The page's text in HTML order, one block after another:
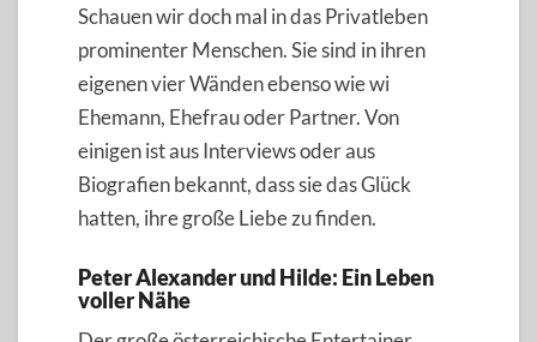
Schauen wir doch mal in das Privatleben
prominenter Menschen. Sie sind in ihren
eigenen vier Wänden ebenso wie wi
Ehemann, Ehefrau oder Partner. Von
einigen ist aus Interviews oder aus
Biografien bekannt, dass sie das Glück
hatten, ihre große Liebe zu finden.
Peter Alexander und Hilde: Ein Leben
voller Nähe